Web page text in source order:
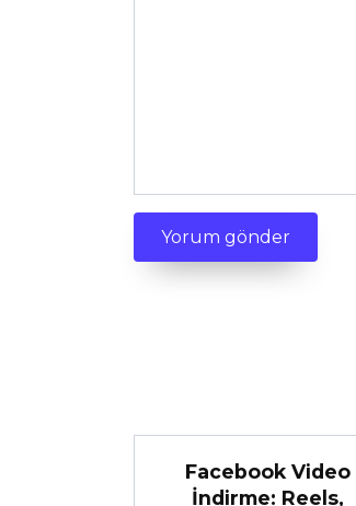
Facebook Video
İndirme: Reels,